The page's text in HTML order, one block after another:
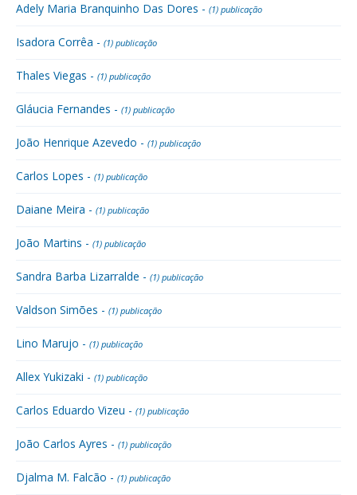
Adely Maria Branquinho Das Dores - (1) publicação
Isadora Corrêa - (1) publicação
Thales Viegas - (1) publicação
Gláucia Fernandes - (1) publicação
João Henrique Azevedo - (1) publicação
Carlos Lopes - (1) publicação
Daiane Meira - (1) publicação
João Martins - (1) publicação
Sandra Barba Lizarralde - (1) publicação
Valdson Simões - (1) publicação
Lino Marujo - (1) publicação
Allex Yukizaki - (1) publicação
Carlos Eduardo Vizeu - (1) publicação
João Carlos Ayres - (1) publicação
Djalma M. Falcão - (1) publicação